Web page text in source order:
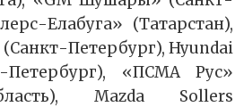
Елабуга» (Татарстан),
Петербург), Hyundai
«ПСМА Рус»
Mazda Sollers